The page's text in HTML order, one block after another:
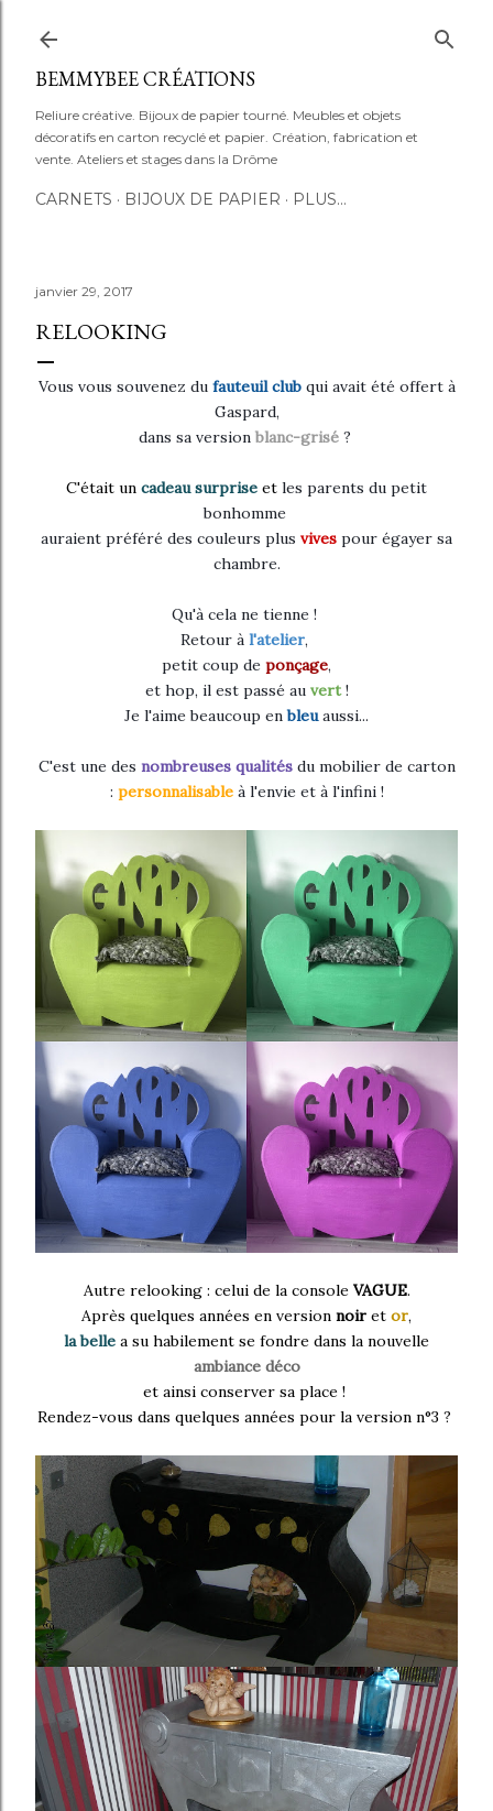
BEMMYBEE CRÉATIONS
Reliure créative. Bijoux de papier tourné. Meubles et objets
décoratifs en carton recyclé et papier. Création, fabrication et
vente. Ateliers et stages dans la Drôme
CARNETS BIJOUX DE PAPIER PLUS…
janvier 29, 2017
RELOOKING
Vous vous souvenez du fauteuil clubqui avait été offert à
Gaspard,
dans sa version blanc-grisé?
C'était un cadeau surprise et les parents du petit
bonhomme
auraient préféré des couleurs plus vives pour égayer sa
chambre.
Qu'à cela ne tienne !
Retour à l'atelier,
petit coup de ponçage,
et hop, il est passé au vert!
Je l'aime beaucoup enbleuaussi...
C'est une des nombreuses qualitésdu mobilier de carton
: personnalisable à l'envie et à l'infini !
Autre relooking : celui de la console VAGUE.
Après quelques années en version noir et or,
la belle a su habilement se fondre dans la nouvelle
ambiance déco
et ainsi conserver sa place !
Rendez-vous dans quelques années pour la version n°3 ?